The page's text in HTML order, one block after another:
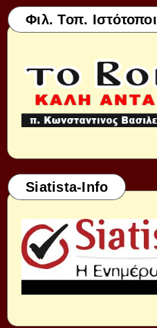
Φιλ. Τοπ. Ιστότοποι
Siatista-Info